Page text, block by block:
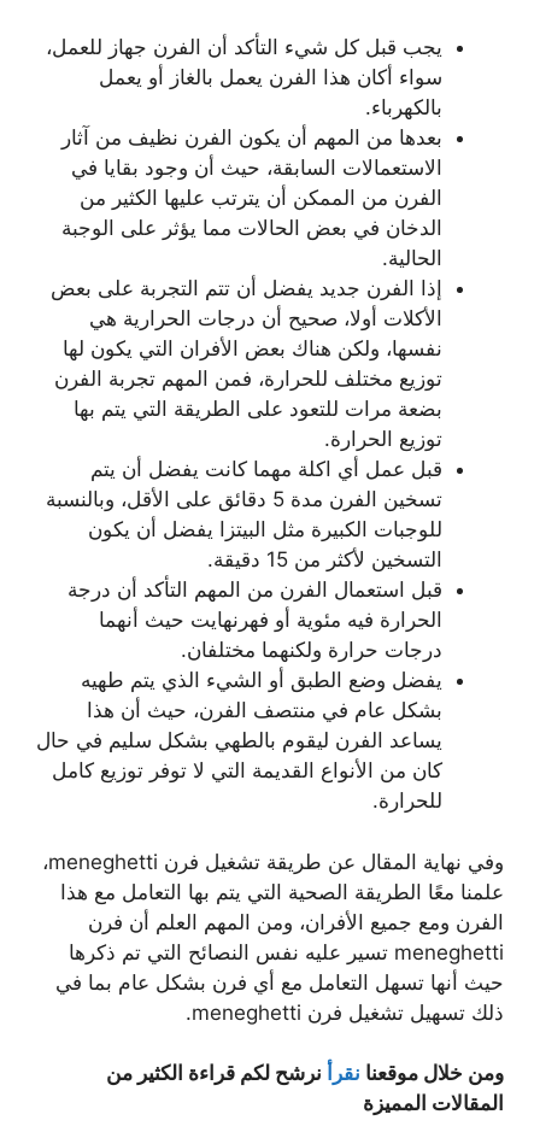
يجب قبل كل شيء التأكد أن الفرن جهاز للعمل،
سواء أكان هذا الفرن يعمل بالغاز أو يعمل
بالكهرباء.
بعدها من المهم أن يكون الفرن نظيف من آثار
الاستعمالات السابقة، حيث أن وجود بقايا في
الفرن من الممكن أن يترتب عليها الكثير من
الدخان في بعض الحالات مما يؤثر على الوجبة
الحالية.
إذا الفرن جديد يفضل أن تتم التجربة على بعض
الأكلات أولا، صحيح أن درجات الحرارية هي
نفسها، ولكن هناك بعض الأفران التي يكون لها
توزيع مختلف للحرارة، فمن المهم تجربة الفرن
بضعة مرات للتعود على الطريقة التي يتم بها
توزيع الحرارة.
قبل عمل أي اكلة مهما كانت يفضل أن يتم
تسخين الفرن مدة 5 دقائق على الأقل، وبالنسبة
للوجبات الكبيرة مثل البيتزا يفضل أن يكون
التسخين لأكثر من 15 دقيقة.
قبل استعمال الفرن من المهم التأكد أن درجة
الحرارة فيه مئوية أو فهرنهايت حيث أنهما
درجات حرارة ولكنهما مختلفان.
يفضل وضع الطبق أو الشيء الذي يتم طهيه
بشكل عام في منتصف الفرن، حيث أن هذا
يساعد الفرن ليقوم بالطهي بشكل سليم في حال
كان من الأنواع القديمة التي لا توفر توزيع كامل
للحرارة.
وفي نهاية المقال عن طريقة تشغيل فرن meneghetti،
علمنا معًا الطريقة الصحية التي يتم بها التعامل مع هذا
الفرن ومع جميع الأفران، ومن المهم العلم أن فرن
meneghetti تسير عليه نفس النصائح التي تم ذكرها
حيث أنها تسهل التعامل مع أي فرن بشكل عام بما في
ذلك تسهيل تشغيل فرن meneghetti.
ومن خلال موقعنا نقرأ
نرشح لكم قراءة الكثير من
المقالات المميزة